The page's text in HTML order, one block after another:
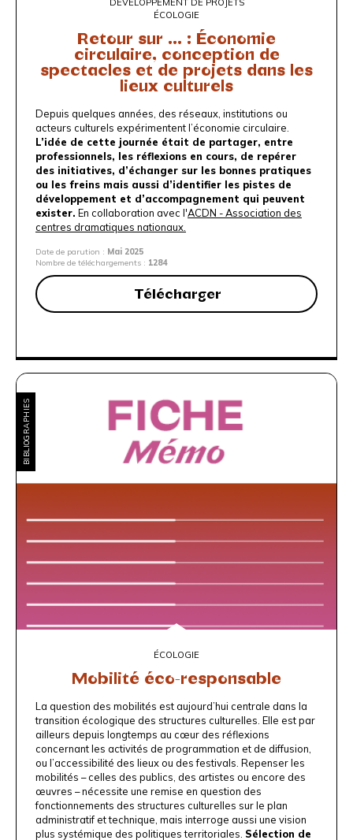
DÉVELOPPEMENT DE PROJETS
ÉCOLOGIE
Retour sur ... : Économie
circulaire, conception de
spectacles et de projets dans les
lieux culturels
Depuis quelques années, des réseaux, institutions ou
acteurs culturels expérimentent l’économie circulaire.
L’idée de cette journée était de partager, entre
professionnels, les réflexions en cours, de repérer
des initiatives, d’échanger sur les bonnes pratiques
ou les freins mais aussi d’identifier les pistes de
développement et d’accompagnement qui peuvent
exister. En collaboration avec l'ACDN - Association des
centres dramatiques nationaux.
Date de parution : Mai 2025
Nombre de téléchargements : 1284
Télécharger
BIBLIOGRAPHIES
ÉCOLOGIE
Mobilité éco-responsable
La question des mobilités est aujourd’hui centrale dans la
transition écologique des structures culturelles. Elle est par
ailleurs depuis longtemps au cœur des réflexions
concernant les activités de programmation et de diffusion,
ou l’accessibilité des lieux ou des festivals. Repenser les
mobilités – celles des publics, des artistes ou encore des
œuvres – nécessite une remise en question des
fonctionnements des structures culturelles sur le plan
administratif et technique, mais interroge aussi une vision
plus systémique des politiques territoriales. Sélection de